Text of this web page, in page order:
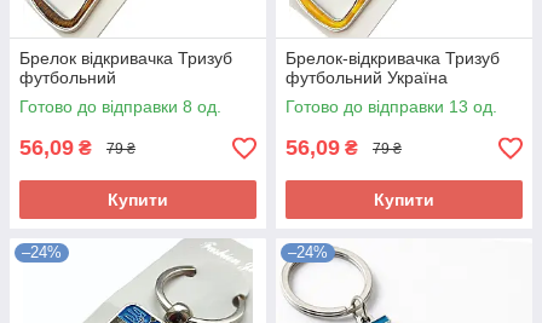
Брелок відкривачка Тризуб
футбольний
Готово до відправки 8 од.
56,09 ₴ 79 ₴
Купити
Брелок-відкривачка Тризуб
футбольний Україна
Готово до відправки 13 од.
56,09 ₴ 79 ₴
Купити
–24% –24%